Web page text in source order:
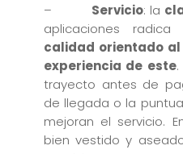
– Servicio: la
aplicaciones
calidad orientado
experiencia de este.
trayecto antes de
de llegada o la
mejoran el servicio.
bien vestido y